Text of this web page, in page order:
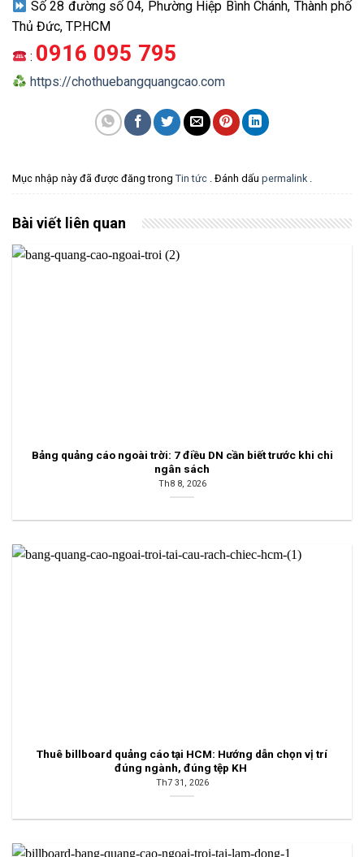
Số 28 đường số 04, Phường Hiệp Bình Chánh, Thành phố
Thủ Đức, TP.HCM
: 0916 095 795
https://chothuebangquangcao.com
Mục nhập này đã được đăng trong Tin tức . Đánh dấu permalink .
Bài viết liên quan
Bảng quảng cáo ngoài trời: 7 điều DN cần biết trước khi chi
ngân sách
Th8 8, 2026
Thuê billboard quảng cáo tại HCM: Hướng dẫn chọn vị trí
đúng ngành, đúng tệp KH
Th7 31, 2026